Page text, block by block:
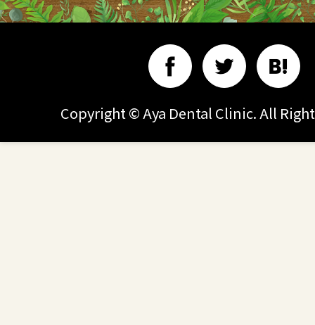
Copyright © Aya Dental Clinic. All